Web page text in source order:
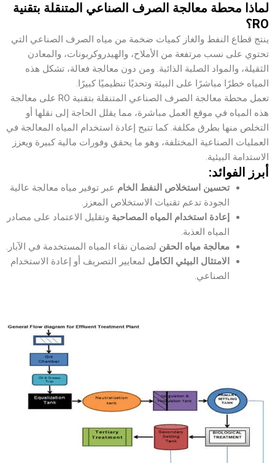
لماذا محطة معالجة الصرف الصناعي المتنقلة بتقنية
RO؟
ينتج قطاع النفط والغاز كميات ضخمة من مياه الصرف الصناعي التي
تحتوي على نسب مرتفعة من الأملاح، والهيدروكربونات، والمعادن
الثقيلة، والمواد الصلبة الذائبة. ومن دون معالجة فعالة، تشكل هذه
المياه خطرًا مباشرًا على البيئة وتحديًا تنظيميًا كبيرًا.
تعمل محطة معالجة الصرف الصناعي المتنقلة بتقنية RO على معالجة
هذه المياه في موقع العمل مباشرة، مما يقلل الحاجة إلى نقلها أو
التخلص منها بطرق مكلفة. كما تتيح إعادة استخدام المياه المعالجة في
العمليات الصناعية المختلفة، وهو ما يحقق وفورات مالية كبيرة ويعزز
الاستدامة البيئية.
أبرز الفوائد:
تحسين استخلاص النفط الخام عبر توفير مياه معالجة عالية
الجودة تدعم تقنيات الاستخلاص المعزز.
إعادة استخدام المياه المصاحبة وتقليل الاعتماد على مصادر
المياه العذبة.
معالجة مياه الحقن لضمان نقاء المياه المستخدمة في الآبار.
الامتثال البيئي الكامل لمعايير التصريف أو إعادة الاستخدام
الصناعي.